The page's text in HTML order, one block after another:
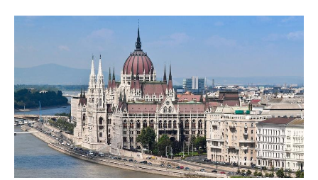
Wahlprogramme, aktuelle Berichte
und Hintergründe zu den Parteien
und Kandidaten der anstehenden
Wahl.
Programm